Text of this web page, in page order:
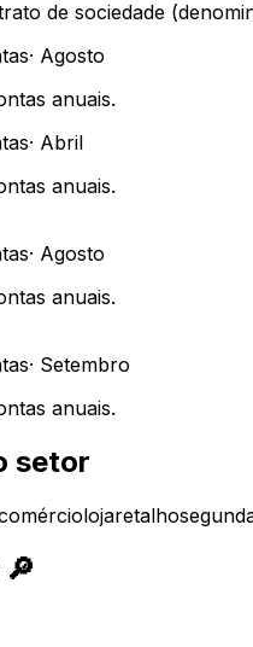
de sociedade
· Agosto
anuais.
· Abril
anuais.
· Agosto
anuais.
· Setembro
anuais.
setor
lojaretalho
🔎